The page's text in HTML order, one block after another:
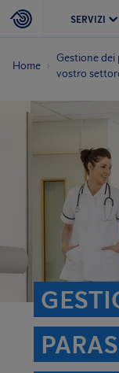
SERVIZI
Home
Gestione dei
vostro